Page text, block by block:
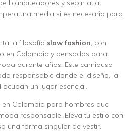
blanqueadores y secar a la
media si es necesario para
la filosofía slow fashion, con
en Colombia y pensadas para
durante años. Este camibuso
responsable donde el diseño, la
un lugar esencial.
Colombia para hombres que
responsable. Eleva tu estilo con
una forma singular de vestir.